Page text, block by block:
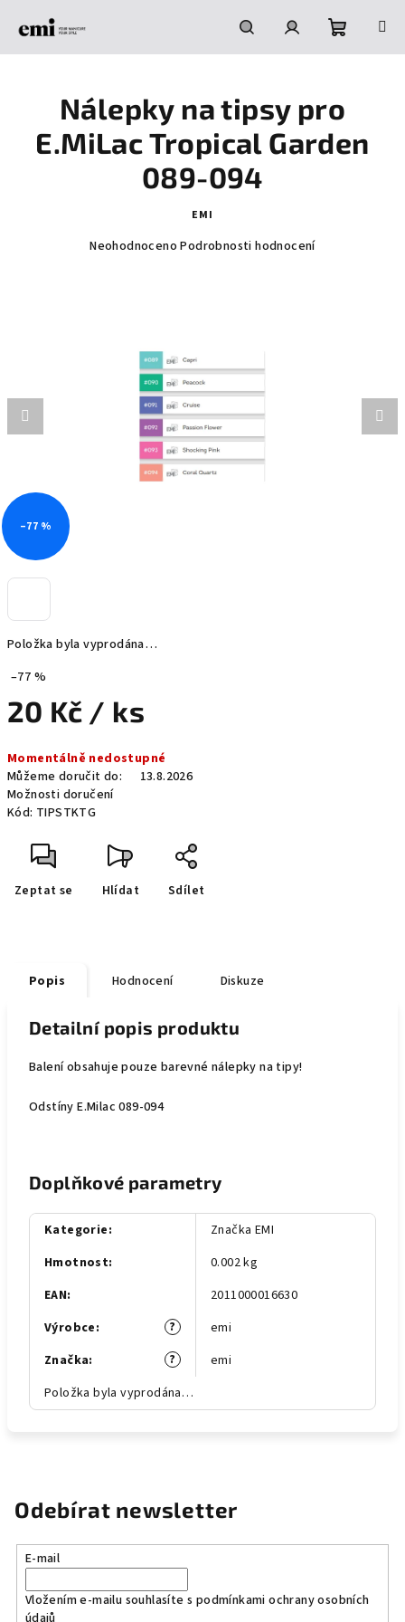
HledatPřihlášeníNákupní
košík
Položka byla vyprodána…
–77 %
20 Kč / ks
cena:
Momentálně nedostupné
Můžeme doručit do:
13.8.2026
Možnosti doručení
Kód: TIPSTKTG
Zeptat se Hlídat Sdílet
Nálepky na tipsy pro
E.MiLac Tropical Garden
089-094
EMI
Průměrné
hvězdiček.
Neohodnoceno Podrobnosti hodnocení
–77 %
Popis Hodnocení Diskuze
Detailní popis produktu
Balení obsahuje pouze barevné nálepky na tipy!
Odstíny E.Milac 089-094
Doplňkové parametry
Kategorie:
Značka EMI
Hmotnost:
0.002 kg
EAN:
2011000016630
?
Výrobce:
emi
?
Značka:
emi
Položka byla vyprodána…
Odebírat newsletter
E-mail
Vložením e-mailu souhlasíte s podmínkami ochrany osobních
údajů